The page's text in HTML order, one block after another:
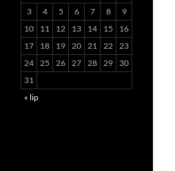
3
4 5 6 7 8
9
10
11 12 13 14 15
16
17
18 19 20 21 22 23
24 25 26 27 28 29
30
31
« lip